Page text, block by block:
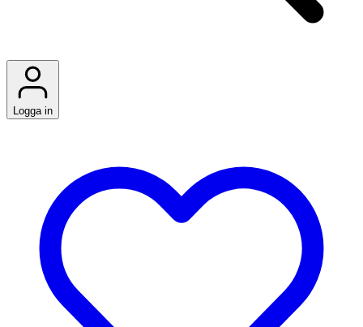
Logga in